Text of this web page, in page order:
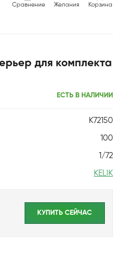
Сравнение Желания Корзина
для комплекта
ЕСТЬ В НАЛИЧИИ
K72150
100
1/72
KELIK
КУПИТЬ CЕЙЧАС